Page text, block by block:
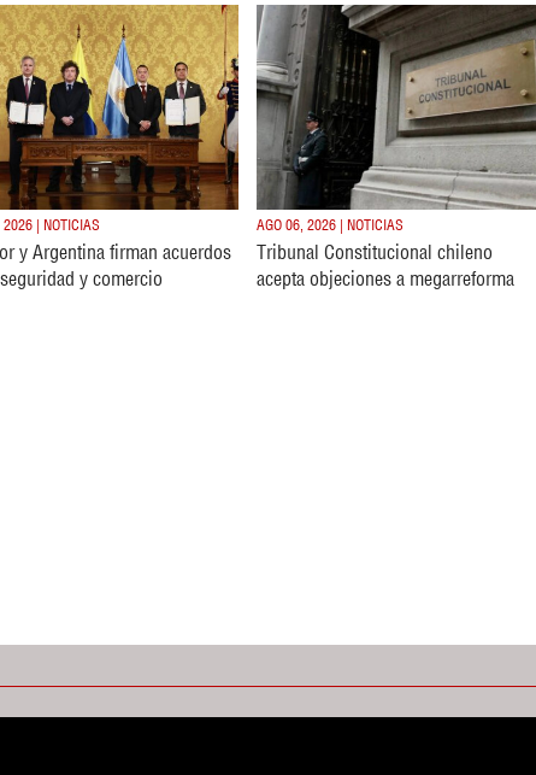
2026 | NOTICIAS
y Argentina firman acuerdos
y comercio
AGO 06, 2026 | NOTICIAS
Tribunal Constitucional chileno
acepta objeciones a megarreforma